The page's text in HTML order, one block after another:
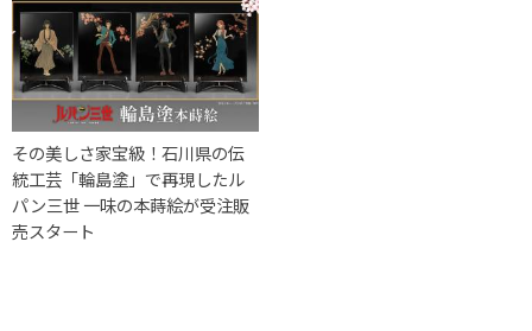
その美しさ家宝級！石川県の伝
統工芸「輪島塗」で再現したル
パン三世 一味の本蒔絵が受注販
売スタート